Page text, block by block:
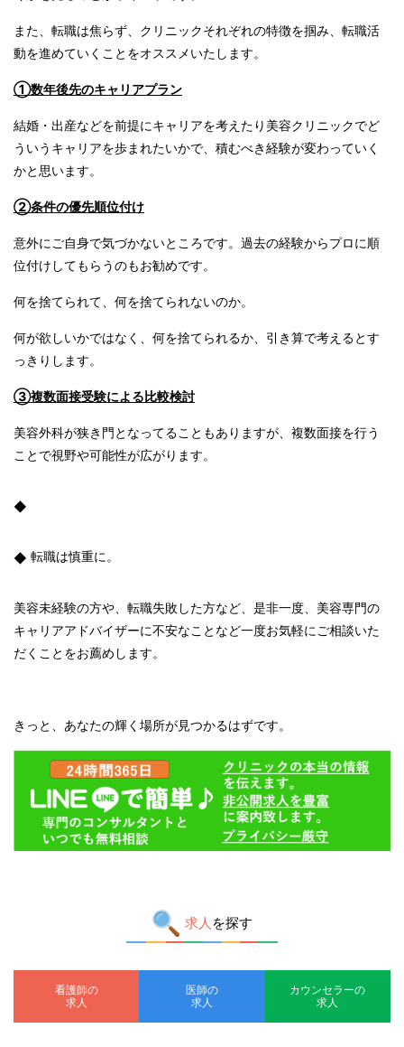
また、転職は焦らず、クリニックそれぞれの特徴を掴み、転職活
動を進めていくことをオススメいたします。
①数年後先のキャリアプラン
結婚・出産などを前提にキャリアを考えたり美容クリニックでど
ういうキャリアを歩まれたいかで、積むべき経験が変わっていく
かと思います。
②条件の優先順位付け
意外にご自身で気づかないところです。過去の経験からプロに順
位付けしてもらうのもお勧めです。
何を捨てられて、何を捨てられないのか。
何が欲しいかではなく、何を捨てられるか、引き算で考えるとす
っきりします。
③複数面接受験による比較検討
美容外科が狭き門となってることもありますが、複数面接を行う
ことで視野や可能性が広がります。
転職は慎重に。
美容未経験の方や、転職失敗した方など、是非一度、美容専門の
キャリアアドバイザーに不安なことなど一度お気軽にご相談いた
だくことをお薦めします。
きっと、あなたの輝く場所が見つかるはずです。
求人 を探す
看護師の
求人
医師の
求人
カウンセラーの
求人